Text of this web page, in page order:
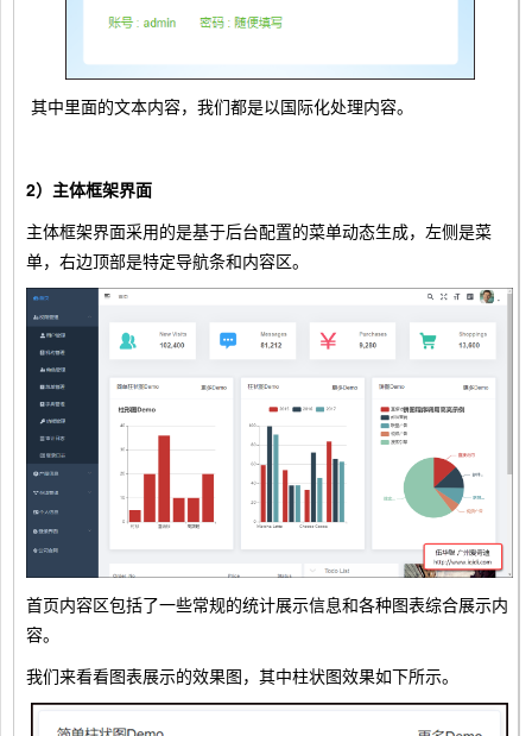
其中里面的文本内容，我们都是以国际化处理内容。
2）主体框架界面
主体框架界面采用的是基于后台配置的菜单动态生成，左侧是菜
单，右边顶部是特定导航条和内容区。
首页内容区包括了一些常规的统计展示信息和各种图表综合展示内
容。
我们来看看图表展示的效果图，其中柱状图效果如下所示。